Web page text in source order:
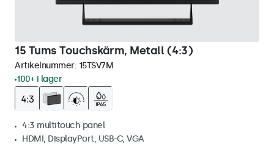
15 Tums Touchskärm, Metall (4:3)
Artikelnummer: 15TSV7M
100+ i lager
4:3 multitouch panel
HDMI, DisplayPort, USB-C, VGA